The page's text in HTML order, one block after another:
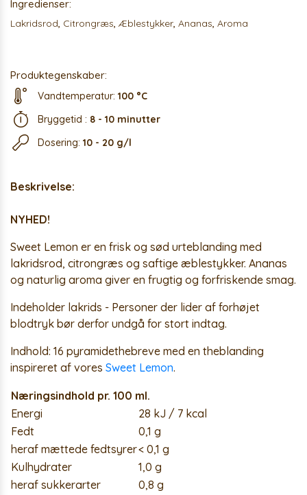
Ingredienser:
Lakridsrod, Citrongræs, Æblestykker, Ananas, Aroma
Produktegenskaber:
Vandtemperatur: 100 °C
Bryggetid : 8 - 10 minutter
Dosering: 10 - 20 g/l
Beskrivelse:
NYHED!
Sweet Lemon er en frisk og sød urteblanding med
lakridsrod, citrongræs og saftige æblestykker. Ananas
og naturlig aroma giver en frugtig og forfriskende smag.
Indeholder lakrids - Personer der lider af forhøjet
blodtryk bør derfor undgå for stort indtag.
Indhold: 16 pyramidethebreve med en theblanding
inspireret af vores Sweet Lemon.
Næringsindhold pr. 100 ml.
Energi
28 kJ / 7 kcal
Fedt
0,1 g
heraf mættede fedtsyrer< 0,1 g
Kulhydrater
1,0 g
heraf sukkerarter
0,8 g